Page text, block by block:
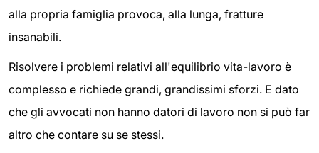
alla propria famiglia provoca, alla lunga, fratture
insanabili.
Risolvere i problemi relativi all'equilibrio vita-lavoro è
complesso e richiede grandi, grandissimi sforzi. E dato
che gli avvocati non hanno datori di lavoro non si può far
altro che contare su se stessi.